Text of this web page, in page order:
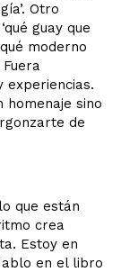
Otro
guay que
moderno
experiencias.
homenaje sino
de
que están
crea
Estoy en
en el libro